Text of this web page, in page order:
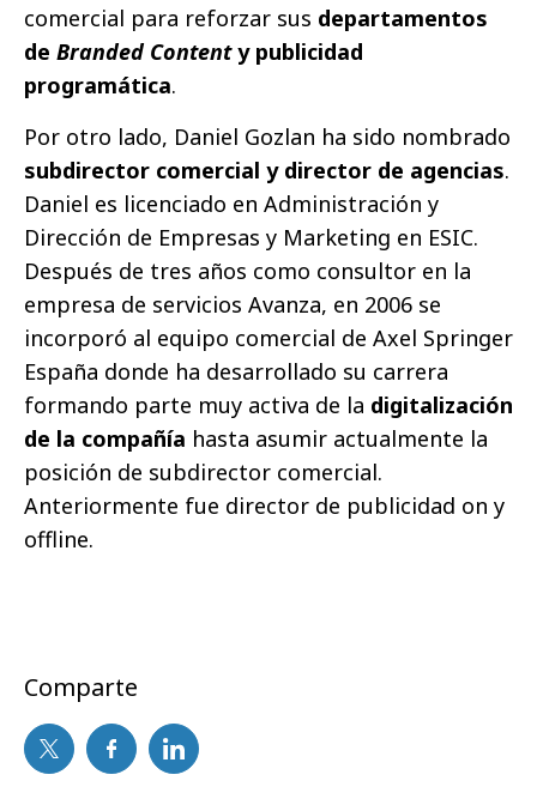
comercial para reforzar sus departamentos
de Branded Contenty publicidad
programática.
Por otro lado, Daniel Gozlan ha sido nombrado
subdirector comercial y director de agencias.
Daniel es licenciado en Administración y
Dirección de Empresas y Marketing en ESIC.
Después de tres años como consultor en la
empresa de servicios Avanza, en 2006 se
incorporó al equipo comercial de Axel Springer
España donde ha desarrollado su carrera
formando parte muy activa de la digitalización
de la compañía hasta asumir actualmente la
posición de subdirector comercial.
Anteriormente fue director de publicidad on y
offline.
Comparte